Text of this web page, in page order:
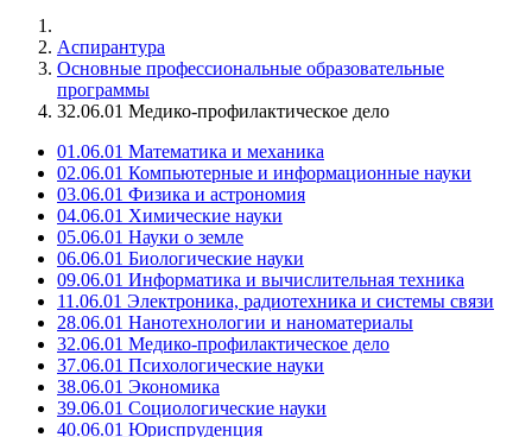
Аспирантура
Основные профессиональные образовательные
программы
32.06.01 Медико-профилактическое дело
01.06.01 Математика и механика
02.06.01 Компьютерные и информационные науки
03.06.01 Физика и астрономия
04.06.01 Химические науки
05.06.01 Науки о земле
06.06.01 Биологические науки
09.06.01 Информатика и вычислительная техника
11.06.01 Электроника, радиотехника и системы связи
28.06.01 Нанотехнологии и наноматериалы
32.06.01 Медико-профилактическое дело
37.06.01 Психологические науки
38.06.01 Экономика
39.06.01 Социологические науки
40.06.01 Юриспруденция